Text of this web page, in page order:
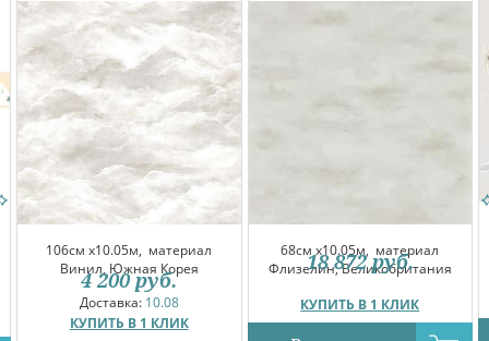
106см x10.05м, материал
Винил, Южная Корея
Доставка: 10.08
КУПИТЬ В 1 КЛИК
4 200 руб.
68см x10.05м, материал
Флизелин, Великобритания
КУПИТЬ В 1 КЛИК
18 872 руб.